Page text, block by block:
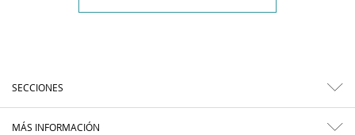
SECCIONES
MÁS INFORMACIÓN